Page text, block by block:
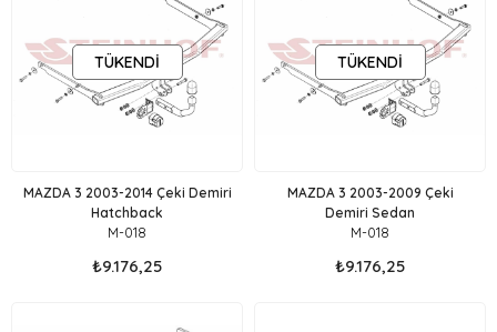
TÜKENDI
MAZDA 3 2003-2014 Çeki Demiri
Hatchback
M-018
₺9.176,25
TÜKENDI
MAZDA 3 2003-2009 Çeki
Demiri Sedan
M-018
₺9.176,25